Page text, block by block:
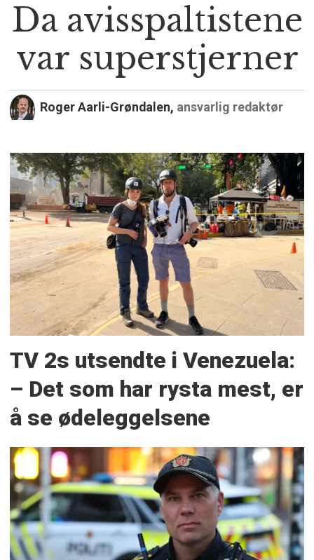
Da avisspaltistene
var superstjerner
Roger Aarli-Grøndalen, ansvarlig redaktør
TV 2s utsendte i Venezuela:
– Det som har rysta mest, er
å se ødeleggelsene